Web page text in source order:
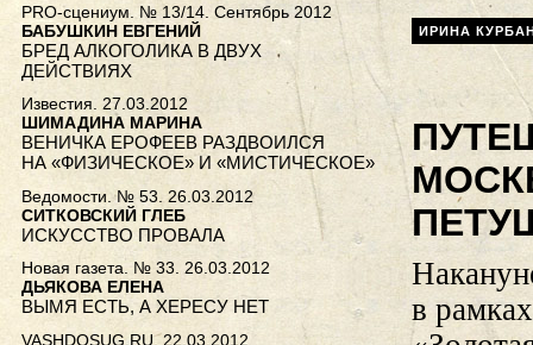
ИРИНА
в
PRO-сцениум. № 13/14. Сентябрь 2012
БАБУШКИН ЕВГЕНИЙ
БРЕД АЛКОГОЛИКА В ДВУХ
ДЕЙСТВИЯХ
Известия. 27.03.2012
ШИМАДИНА МАРИНА
ВЕНИЧКА ЕРОФЕЕВ РАЗДВОИЛСЯ
НА «ФИЗИЧЕСКОЕ» И «МИСТИЧЕСКОЕ»
Ведомости. № 53. 26.03.2012
СИТКОВСКИЙ ГЛЕБ
ИСКУССТВО ПРОВАЛА
Новая газета. № 33. 26.03.2012
ДЬЯКОВА ЕЛЕНА
ВЫМЯ ЕСТЬ, А ХЕРЕСУ НЕТ
VASHDOSUG.RU. 22.03.2012